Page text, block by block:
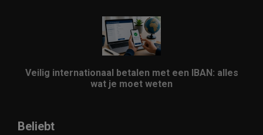
Veilig internationaal betalen met een IBAN: alles
wat je moet weten
Beliebt